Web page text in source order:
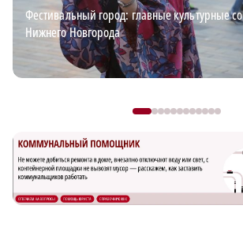
Фестивальный город: главные культурные
Нижнего Новгорода